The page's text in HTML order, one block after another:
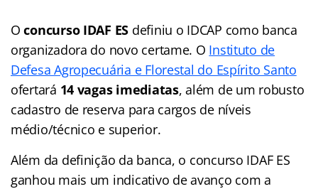
Oconcurso IDAF ES definiu o IDCAP como banca
organizadora do novo certame. O Instituto de
Defesa Agropecuária e Florestal do Espírito Santo
ofertará 14 vagas imediatas, além de um robusto
cadastro de reserva para cargos de níveis
médio/técnico e superior.
Além da definição da banca, o concurso IDAF ES
ganhou mais um indicativo de avanço com a